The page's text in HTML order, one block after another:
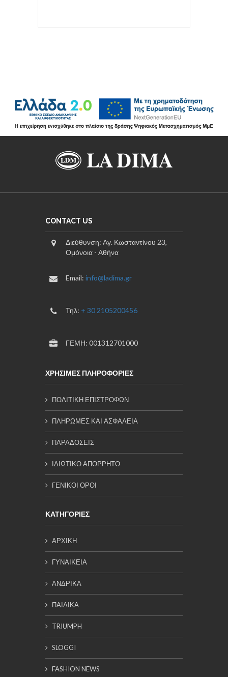
CONTACT US
Διεύθυνση: Αγ. Κωσταντίνου 23,
Ομόνοια - Αθήνα
Email: info@ladima.gr
Τηλ: + 30 2105200456
ΓΕΜΗ: 001312701000
ΧΡΗΣΙΜΕΣ ΠΛΗΡΟΦΟΡΙΕΣ
ΠΟΛΙΤΙΚΗ ΕΠΙΣΤΡΟΦΩΝ
ΠΛΗΡΩΜΕΣ ΚΑΙ ΑΣΦΑΛΕΙΑ
ΠΑΡΑΔΟΣΕΙΣ
ΙΔΙΩΤΙΚΟ ΑΠΟΡΡΗΤΟ
ΓΕΝΙΚΟΙ ΟΡΟΙ
ΚΑΤΗΓΟΡΙΕΣ
ΑΡΧΙΚΗ
ΓΥΝΑΙΚΕΙΑ
ΑΝΔΡΙΚΑ
ΠΑΙΔΙΚΑ
TRIUMPH
SLOGGI
FASHION NEWS